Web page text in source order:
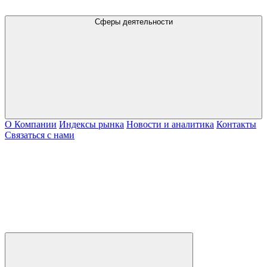
Сферы деятельности
О Компании Индексы рынка Новости и аналитика Контакты
Связаться с нами